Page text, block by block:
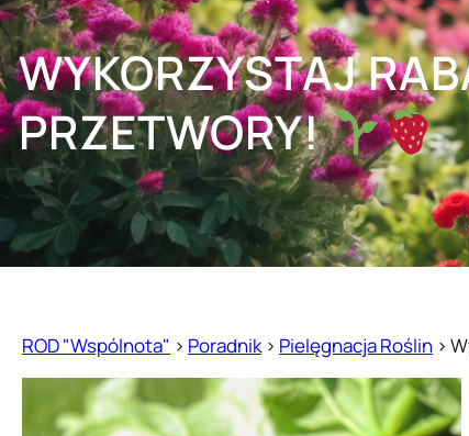
WYKORZYSTAJ
PRZETWORY!
ROD "Wspólnota" > Poradnik> Pielęgnacja Roślin >